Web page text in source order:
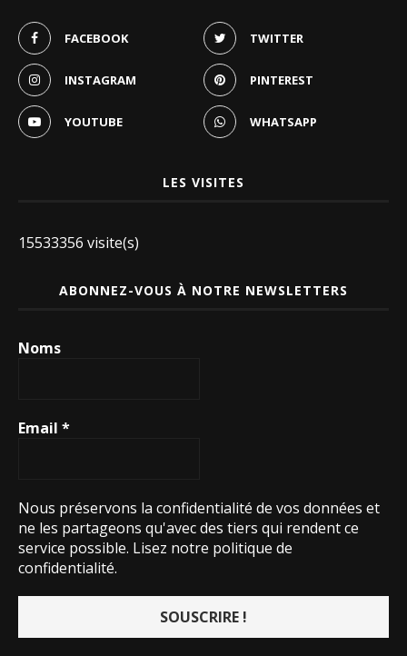
FACEBOOK TWITTER
INSTAGRAM PINTEREST
YOUTUBE WHATSAPP
LES VISITES
15533356 visite(s)
ABONNEZ-VOUS À NOTRE NEWSLETTERS
Noms
Email *
Nous préservons la confidentialité de vos données et
ne les partageons qu'avec des tiers qui rendent ce
service possible. Lisez notre politique de
confidentialité.